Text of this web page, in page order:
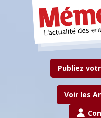
Publiez
Voir les